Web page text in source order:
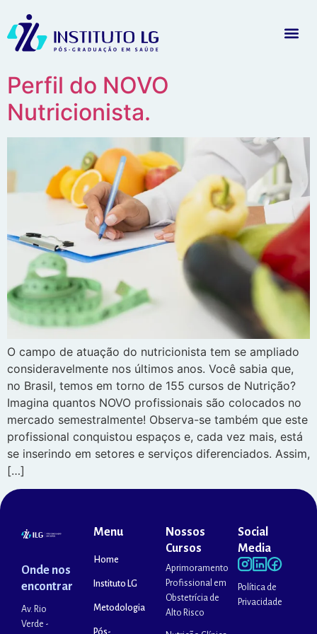
Perfil do NOVO
Nutricionista.
O campo de atuação do nutricionista tem se ampliado
consideravelmente nos últimos anos. Você sabia que,
no Brasil, temos em torno de 155 cursos de Nutrição?
Imagina quantos NOVO profissionais são colocados no
mercado semestralmente! Observa-se também que este
profissional conquistou espaços e, cada vez mais, está
se inserindo em setores e serviços diferenciados. Assim,
[…]
Onde nos
encontrar
Av. Rio
Verde -
Menu
Home
Instituto LG
Metodologia
Pós-
Nossos
Cursos
Aprimoramento
Profissional em
Obstetrícia de
Alto Risco
Social
Media
Política de
Privacidade